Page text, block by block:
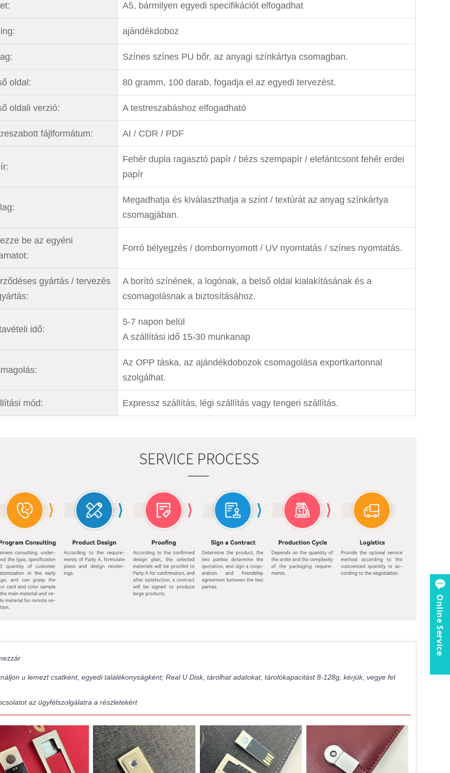
A5, bármilyen egyedi specifikációt elfogadhat
ajándékdoboz
Színes színes PU bőr, az anyagi színkártya csomagban.
oldal: 80 gramm, 100 darab, fogadja el az egyedi tervezést.
oldali verzió: A testreszabáshoz elfogadható
fájlformátum: AI / CDR / PDF
Fehér dupla ragasztó papír / bézs szempapír / elefántcsont fehér erdei
papír
Megadhatja és kiválaszthatja a színt / textúrát az anyag színkártya
csomagjában.
be az egyéni
Forró bélyegzés / dombornyomott / UV nyomtatás / színes nyomtatás.
gyártás / tervezés
A borító színének, a logónak, a belső oldal kialakításának és a
csomagolásnak a biztosításához.
idő:
5-7 napon belül
A szállítási idő 15-30 munkanap
Az OPP táska, az ajándékdobozok csomagolása exportkartonnal
szolgálhat.
mód: Expressz szállítás, légi szállítás vagy tengeri szállítás.
u lemezt csatként, egyedi találékonyságként; Real U Disk, tárolhat adatokat, tárolókapacitást 8-128g, kérjük, vegye fel
az ügyfélszolgálatra a részletekért
Online Service